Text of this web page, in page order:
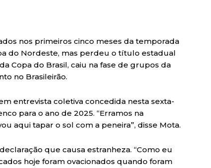
nos primeiros cinco meses da temporada
do Nordeste, mas perdeu o título estadual
Copa do Brasil, caiu na fase de grupos da
no Brasileirão.
entrevista coletiva concedida nesta sexta-
para o ano de 2025. “Erramos na
aqui tapar o sol com a peneira”, disse Mota.
que causa estranheza. “Como eu
hoje foram ovacionados quando foram